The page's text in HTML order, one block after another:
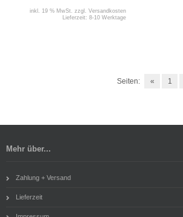
inkl. 19 % MwSt. zzgl. Versandkosten
Lieferzeit: 8-10 Werktage
Seiten: « 1
Mehr über...
Zahlung + Versand
Lieferzeit